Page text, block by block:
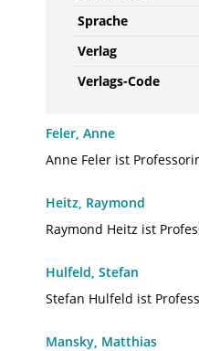
Sprache
Verlag
Verlags-Code
Feler, Anne
Anne Feler ist
Heitz, Raymond
Raymond Heitz ist
Hulfeld, Stefan
Stefan Hulfeld ist
Mansky, Matthias